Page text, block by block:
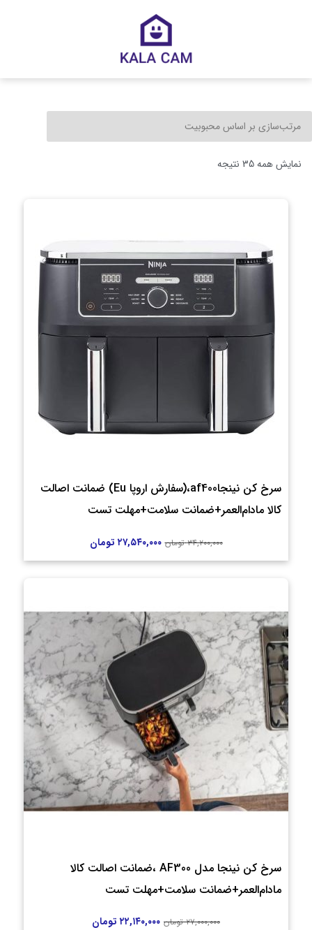
نمایش همه 35 نتیجه
سرخ کن نینجاaf400،(سفارش اروپا Eu) ضمانت اصالت
کالا مادام‌العمر+ضمانت سلامت+مهلت تست
۳۴,۲۰۰,۰۰۰ تومان ۲۷,۵۴۰,۰۰۰ تومان
سرخ کن نینجا مدل AF300 ،ضمانت اصالت کالا
مادام‌العمر+ضمانت سلامت+مهلت تست
۲۷,۰۰۰,۰۰۰ تومان ۲۲,۱۴۰,۰۰۰ تومان